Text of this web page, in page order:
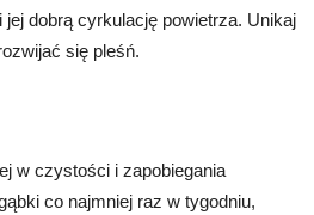
dobrą cyrkulację powietrza. Unikaj
się pleśń.
w czystości i zapobiegania
co najmniej raz w tygodniu,